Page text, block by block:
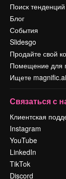
Поиск тенденций
Блог
События
Slidesgo
Продайте свой
Помещение для
Ищете magnific.ai
Связаться с
Клиентская
Instagram
YouTube
LinkedIn
TikTok
Discord